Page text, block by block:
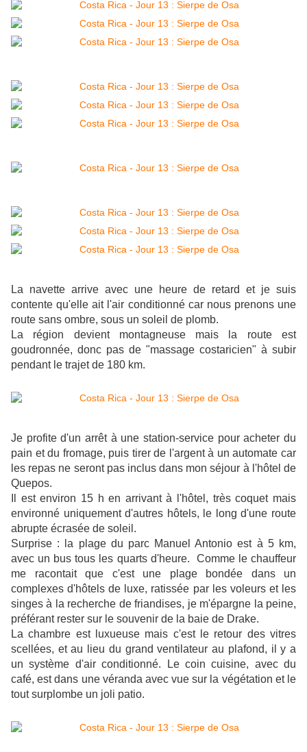
La navette arrive avec une heure de retard et je suis
contente qu'elle ait l'air conditionné car nous prenons une
route sans ombre, sous un soleil de plomb.
La région devient montagneuse mais la route est
goudronnée, donc pas de "massage costaricien" à subir
pendant le trajet de 180 km.
Je profite d'un arrêt à une station-service pour acheter du
pain et du fromage, puis tirer de l'argent à un automate car
les repas ne seront pas inclus dans mon séjour à l'hôtel de
Quepos.
Il est environ 15 h en arrivant à l'hôtel, très coquet mais
environné uniquement d'autres hôtels, le long d'une route
abrupte écrasée de soleil.
Surprise : la plage du parc Manuel Antonio est à 5 km,
avec un bus tous les quarts d'heure. Comme le chauffeur
me racontait que c'est une plage bondée dans un
complexes d'hôtels de luxe, ratissée par les voleurs et les
singes à la recherche de friandises, je m'épargne la peine,
préférant rester sur le souvenir de la baie de Drake.
La chambre est luxueuse mais c'est le retour des vitres
scellées, et au lieu du grand ventilateur au plafond, il y a
un système d'air conditionné.
Le coin cuisine, avec du
café, est dans une véranda avec vue sur la végétation et le
tout surplombe un joli patio.